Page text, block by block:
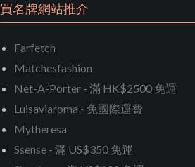
買名牌網站推介
Farfetch
Matchesfashion
Net-A-Porter - 滿 HK$2500 免運
Luisaviaroma - 免國際運費
Mytheresa
Ssense - 滿 US$350 免運